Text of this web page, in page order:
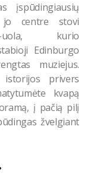
jo centre stovi
uola, kurio
Edinburgo
muziejus.
privers
kvapą
į pačią pilį
žvelgiant